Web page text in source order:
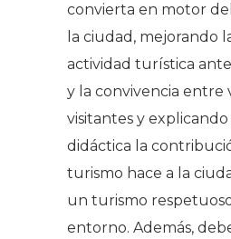
convierta en motor
la ciudad, mejorando
actividad turística
y la convivencia entre
visitantes y
didáctica la
turismo hace a la
un turismo
entorno. Además,